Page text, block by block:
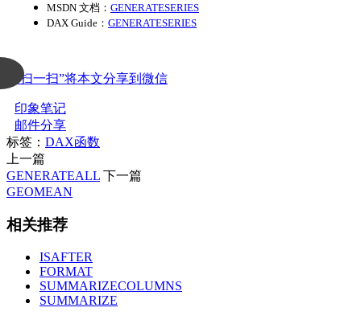
MSDN 文档： GENERATESERIES
DAX Guide： GENERATESERIES
“扫一扫”将本文分享到微信
印象笔记
邮件分享
标签： DAX函数
上一篇
GENERATEALL 下一篇
GEOMEAN
相关推荐
ISAFTER
FORMAT
SUMMARIZECOLUMNS
SUMMARIZE